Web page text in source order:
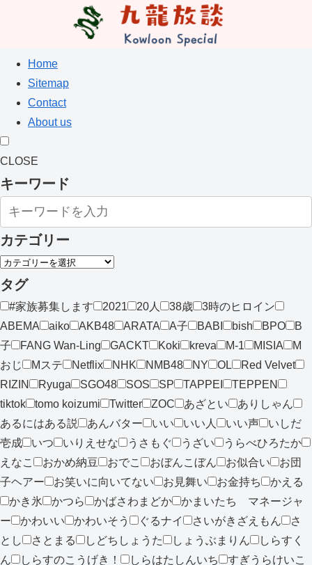
Home
Sitemap
Contact
About us
CLOSE
キーワード
カテゴリー
タグ
#家族募集します 2021 20人 38歳
3時のヒロイン
ABEMA
aiko AKB48 ARATA A子 BABI bish BPO
B
子
FANG Wan-Ling GACKT Koki kreva M-1 MISIA
M
おじ
Mステ Netflix NHK NMB48 NY OL
Red Velvet
RIZIN
Ryuga SGO48 SOS SP TAPPEI
TEPPEN
tiktok
tomo koizumi Twitter ZOC あざとい
ありしゃん
あるにはある説
あんバター いい いい人 いい声
いしだ
壱成
いつ いりえせな うさもぐ うざい
うらべひろたか
えなこ
おかめ納豆 おでこ おぼんこぼん お似合い
お団
子ヘアー
お笑いに向いてない お見舞い お金持ち
かえる
かき氷
かつら かばさわまどか
かまいたち マネージャ
ー
かわいい かわいそう ぐるナイ さいがきざえもん
さ
とし
さとまる しどちしょうた しょうぶまりん
しらすく
ん
しらすのこうげき！ しらはたしんいち
すぎうらけいこ